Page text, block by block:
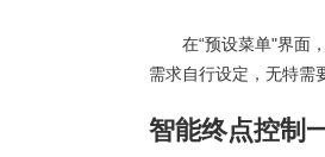
在“预设菜单"界面，
需求自行设定，无特需
智能终点控制